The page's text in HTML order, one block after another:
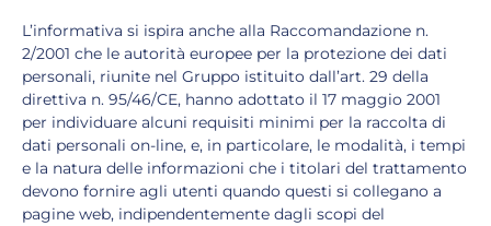
L’informativa si ispira anche alla Raccomandazione n.
2/2001 che le autorità europee per la protezione dei dati
personali, riunite nel Gruppo istituito dall’art. 29 della
direttiva n. 95/46/CE, hanno adottato il 17 maggio 2001
per individuare alcuni requisiti minimi per la raccolta di
dati personali on-line, e, in particolare, le modalità, i tempi
e la natura delle informazioni che i titolari del trattamento
devono fornire agli utenti quando questi si collegano a
pagine web, indipendentemente dagli scopi del